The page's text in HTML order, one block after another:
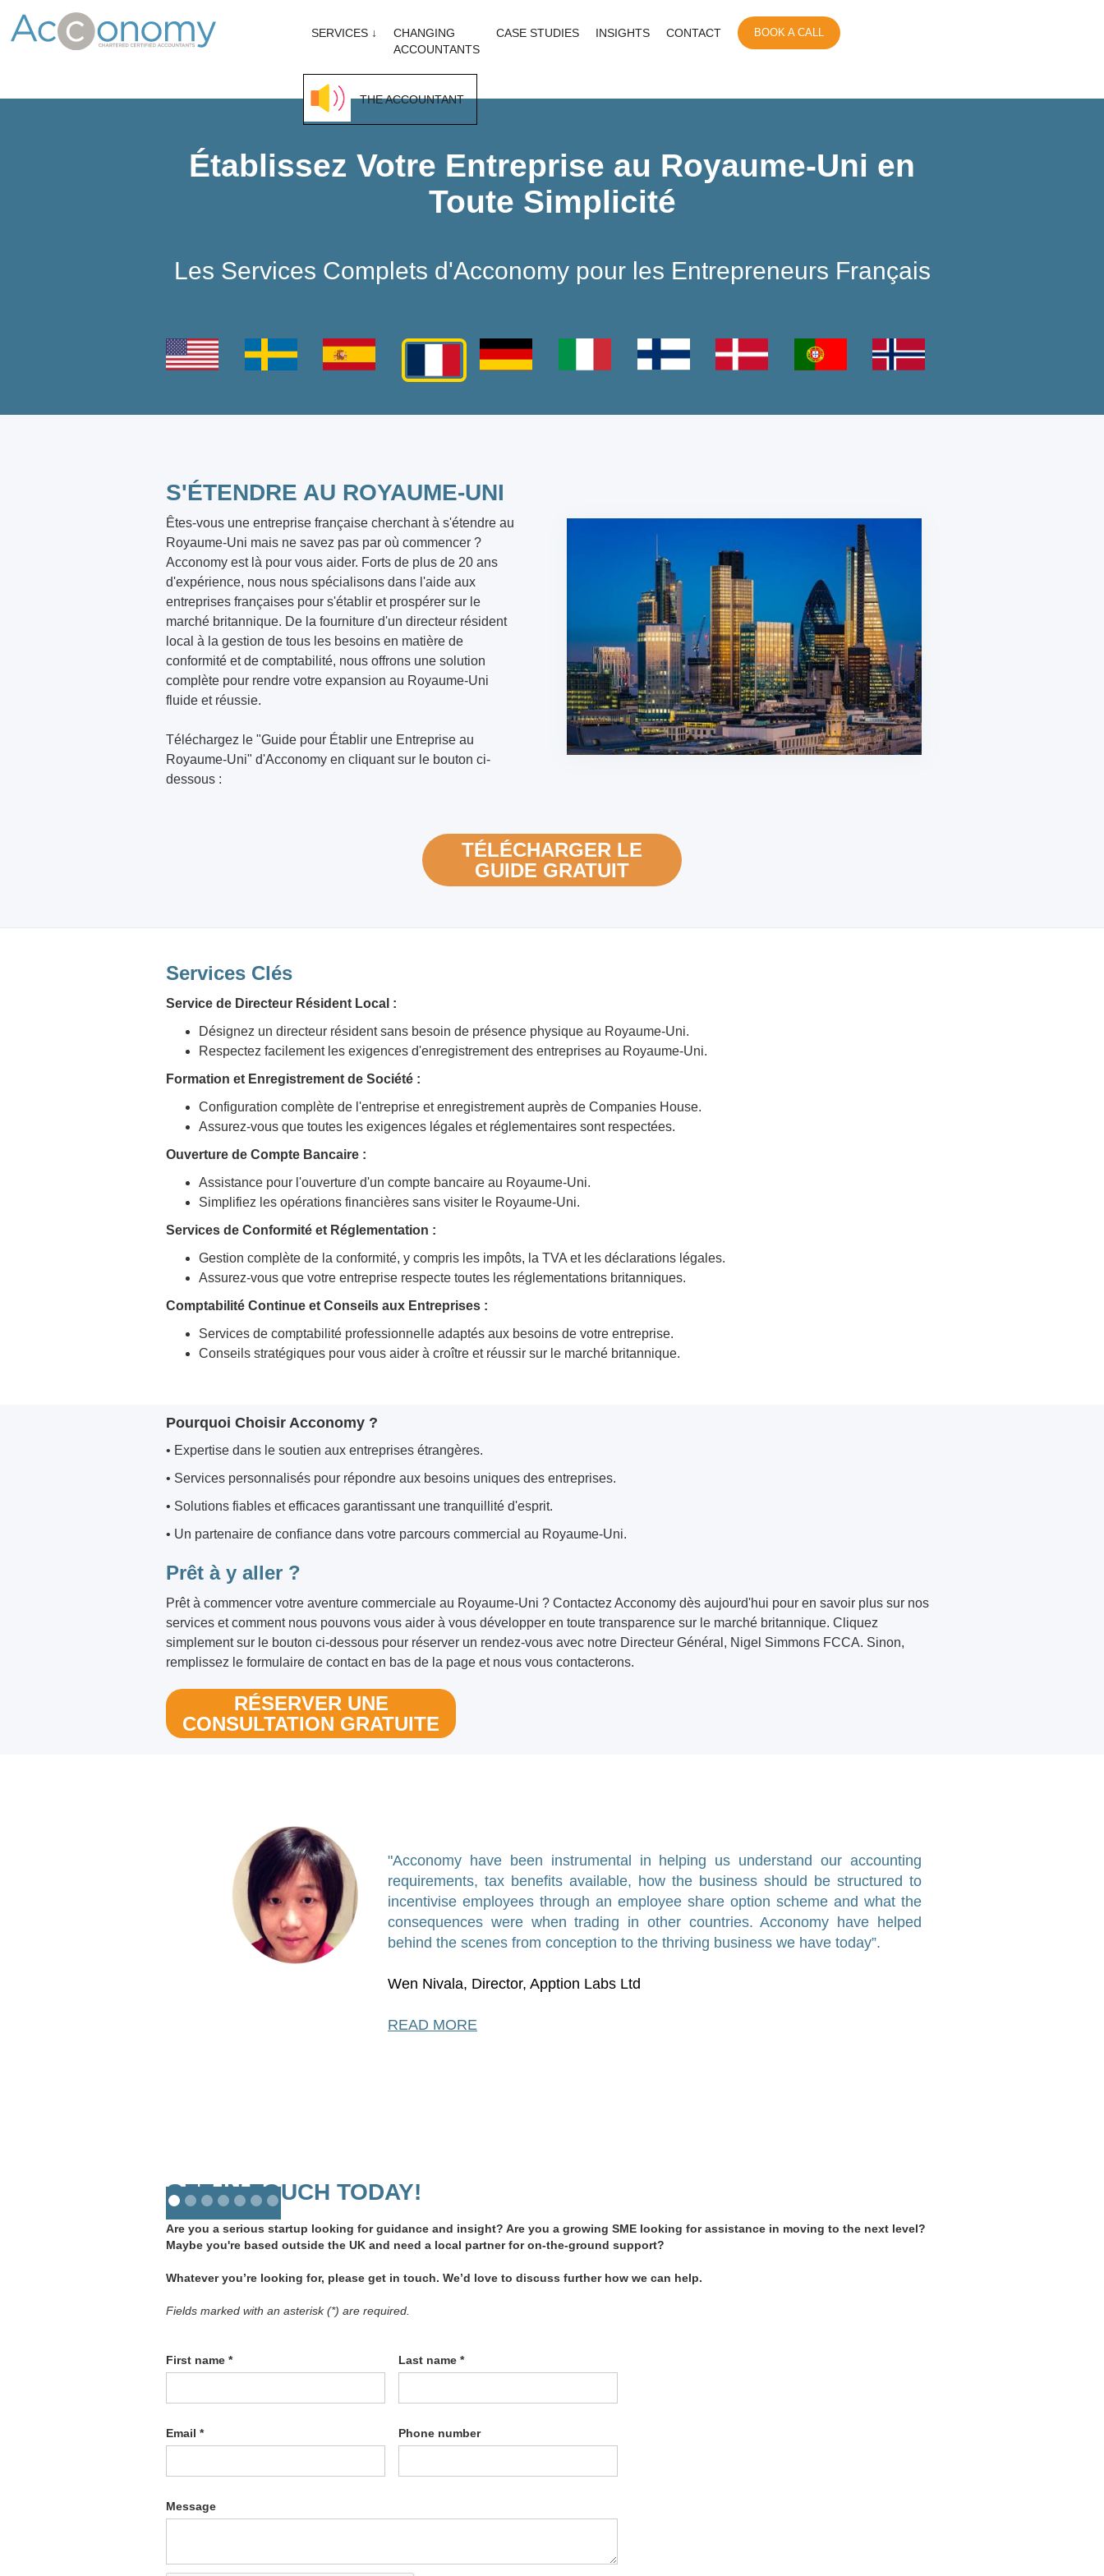
SERVICES ↓
CHANGING
ACCOUNTANTS
CASE STUDIES INSIGHTS CONTACT BOOK A CALL
THE ACCOUNTANT
Établissez Votre Entreprise au Royaume-Uni en
Toute Simplicité
Les Services Complets d'Acconomy pour les Entrepreneurs Français
S'ÉTENDRE AU ROYAUME-UNI
Êtes-vous une entreprise française cherchant à s'étendre au
Royaume-Uni mais ne savez pas par où commencer ?
Acconomy est là pour vous aider. Forts de plus de 20 ans
d'expérience, nous nous spécialisons dans l'aide aux
entreprises françaises pour s'établir et prospérer sur le
marché britannique. De la fourniture d'un directeur résident
local à la gestion de tous les besoins en matière de
conformité et de comptabilité, nous offrons une solution
complète pour rendre votre expansion au Royaume-Uni
fluide et réussie.
Téléchargez le "Guide pour Établir une Entreprise au
Royaume-Uni" d'Acconomy en cliquant sur le bouton ci-
dessous :
TÉLÉCHARGER LE
GUIDE GRATUIT
Services Clés
Service de Directeur Résident Local :
Désignez un directeur résident sans besoin de présence physique au Royaume-Uni.
Respectez facilement les exigences d'enregistrement des entreprises au Royaume-Uni.
Formation et Enregistrement de Société :
Configuration complète de l'entreprise et enregistrement auprès de Companies House.
Assurez-vous que toutes les exigences légales et réglementaires sont respectées.
Ouverture de Compte Bancaire :
Assistance pour l'ouverture d'un compte bancaire au Royaume-Uni.
Simplifiez les opérations financières sans visiter le Royaume-Uni.
Services de Conformité et Réglementation :
Gestion complète de la conformité, y compris les impôts, la TVA et les déclarations légales.
Assurez-vous que votre entreprise respecte toutes les réglementations britanniques.
Comptabilité Continue et Conseils aux Entreprises :
Services de comptabilité professionnelle adaptés aux besoins de votre entreprise.
Conseils stratégiques pour vous aider à croître et réussir sur le marché britannique.
Pourquoi Choisir Acconomy ?
• Expertise dans le soutien aux entreprises étrangères.
• Services personnalisés pour répondre aux besoins uniques des entreprises.
• Solutions fiables et efficaces garantissant une tranquillité d'esprit.
• Un partenaire de confiance dans votre parcours commercial au Royaume-Uni.
Prêt à y aller ?
Prêt à commencer votre aventure commerciale au Royaume-Uni ? Contactez Acconomy dès aujourd'hui pour en savoir plus sur nos
services et comment nous pouvons vous aider à vous développer en toute transparence sur le marché britannique. Cliquez
simplement sur le bouton ci-dessous pour réserver un rendez-vous avec notre Directeur Général, Nigel Simmons FCCA. Sinon,
remplissez le formulaire de contact en bas de la page et nous vous contacterons.
RÉSERVER UNE
CONSULTATION GRATUITE
"Acconomy have been instrumental in helping us understand our accounting
requirements, tax benefits available, how the business should be structured to
incentivise employees through an employee share option scheme and what the
consequences were when trading in other countries. Acconomy have helped
behind the scenes from conception to the thriving business we have today”.
Wen Nivala, Director, Apption Labs Ltd
READ MORE
GET IN TOUCH TODAY!
Are you a serious startup looking for guidance and insight? Are you a growing SME looking for assistance in moving to the next level?
Maybe you're based outside the UK and need a local partner for on-the-ground support?
Whatever you’re looking for, please get in touch. We’d love to discuss further how we can help.
Fields marked with an asterisk (*) are required.
First name * Last name *
Email * Phone number
Message